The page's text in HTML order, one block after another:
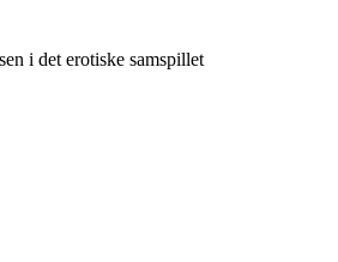
i det erotiske samspillet